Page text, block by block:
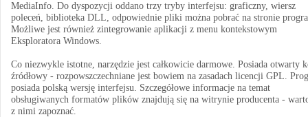
MediaInfo. Do dyspozycji oddano trzy tryby interfejsu: graficzny, wiersz
poleceń, biblioteka DLL, odpowiednie pliki można pobrać na stronie
Możliwe jest również zintegrowanie aplikacji z menu kontekstowym
Eksploratora Windows.
Co niezwykle istotne, narzędzie jest całkowicie darmowe. Posiada otwarty
źródłowy - rozpowszczechniane jest bowiem na zasadach licencji GPL.
posiada polską wersję interfejsu. Szczegółowe informacje na temat
obsługiwanych formatów plików znajdują się na witrynie producenta -
z nimi zapoznać.